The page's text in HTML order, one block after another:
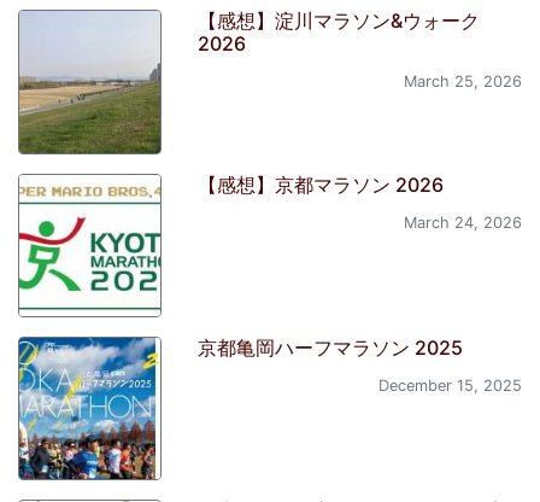
【感想】淀川マラソン&ウォーク
2026
March 25, 2026
【感想】京都マラソン 2026
March 24, 2026
京都亀岡ハーフマラソン 2025
December 15, 2025